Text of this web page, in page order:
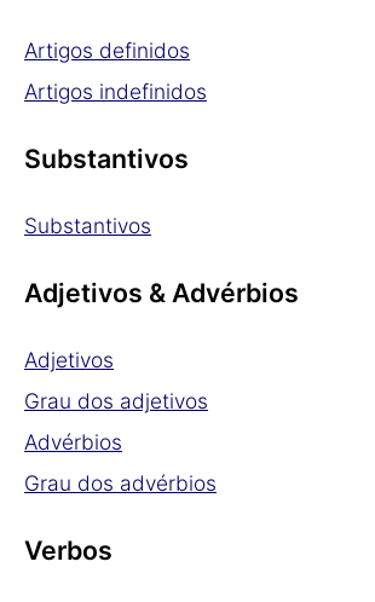
Artigos definidos
Artigos indefinidos
Substantivos
Substantivos
Adjetivos & Advérbios
Adjetivos
Grau dos adjetivos
Advérbios
Grau dos advérbios
Verbos